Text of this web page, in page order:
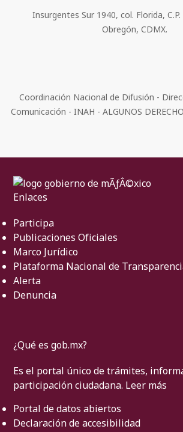
Insurgentes Sur 1940, col. Florida,
Obregón, CDMX.
Coordinación Nacional de Difusión -
Comunicación - INAH - ALGUNOS
Enlaces
Participa
Publicaciones Oficiales
Marco Jurídico
Plataforma Nacional de
Alerta
Denuncia
¿Qué es gob.mx?
Es el portal único de trámites,
participación ciudadana. Leer más
Portal de datos abiertos
Declaración de accesibilidad